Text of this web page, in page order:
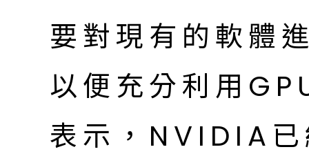
要對現有的軟體
以便充分利用
表示，NVIDIA